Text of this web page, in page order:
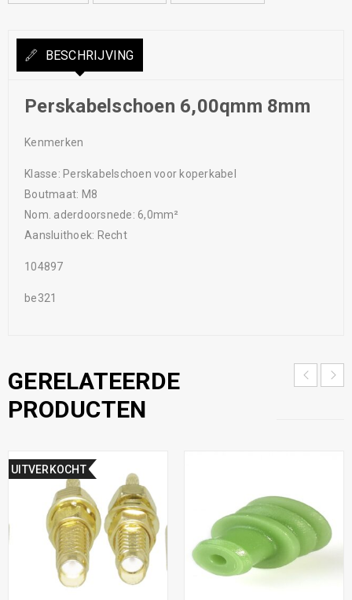
BESCHRIJVING
Perskabelschoen 6,00qmm 8mm
Kenmerken
Klasse: Perskabelschoen voor koperkabel
Boutmaat: M8
Nom. aderdoorsnede: 6,0mm²
Aansluithoek: Recht
104897
be321
GERELATEERDE
PRODUCTEN
UITVERKOCHT